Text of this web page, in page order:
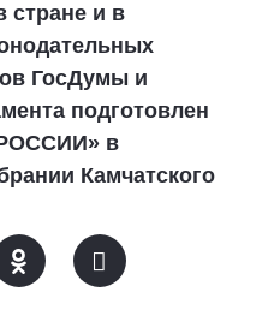
стране и в
ГосДумы и
подготовлен
в
Камчатского